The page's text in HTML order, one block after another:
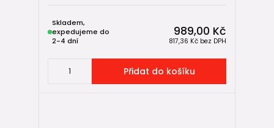
989,00 Kč
817,36 Kč bez DPH
Skladem,
expedujeme do
2-4 dní
Přidat do košíku